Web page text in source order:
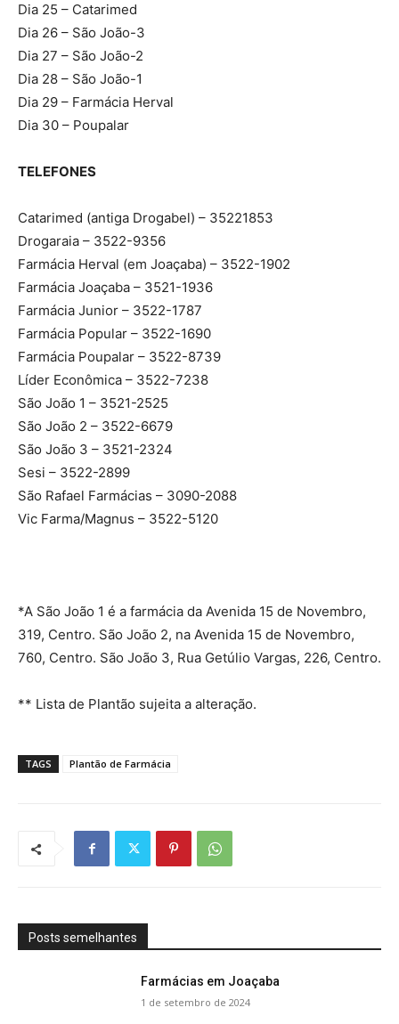
Dia 25 – Catarimed
Dia 26 – São João-3
Dia 27 – São João-2
Dia 28 – São João-1
Dia 29 – Farmácia Herval
Dia 30 – Poupalar
TELEFONES
Catarimed (antiga Drogabel) – 35221853
Drogaraia – 3522-9356
Farmácia Herval (em Joaçaba) – 3522-1902
Farmácia Joaçaba – 3521-1936
Farmácia Junior – 3522-1787
Farmácia Popular – 3522-1690
Farmácia Poupalar – 3522-8739
Líder Econômica – 3522-7238
São João 1 – 3521-2525
São João 2 – 3522-6679
São João 3 – 3521-2324
Sesi – 3522-2899
São Rafael Farmácias – 3090-2088
Vic Farma/Magnus – 3522-5120
*A São João 1 é a farmácia da Avenida 15 de Novembro,
319, Centro. São João 2, na Avenida 15 de Novembro,
760, Centro. São João 3, Rua Getúlio Vargas, 226, Centro.
** Lista de Plantão sujeita a alteração.
TAGS Plantão de Farmácia
Posts semelhantes
Farmácias em Joaçaba
1 de setembro de 2024